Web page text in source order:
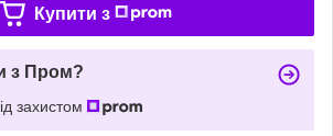
Купити з
з Пром?
захистом